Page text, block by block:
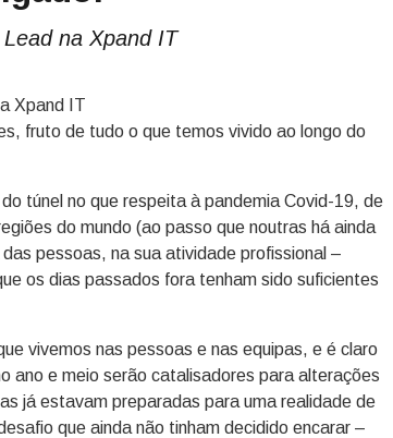
na Xpand IT
fruto de tudo o que temos vivido ao longo do
túnel no que respeita à pandemia Covid-19, de
do mundo (ao passo que noutras há ainda
pessoas, na sua atividade profissional –
os dias passados fora tenham sido suficientes
vivemos nas pessoas e nas equipas, e é claro
ano e meio serão catalisadores para alterações
já estavam preparadas para uma realidade de
que ainda não tinham decidido encarar –